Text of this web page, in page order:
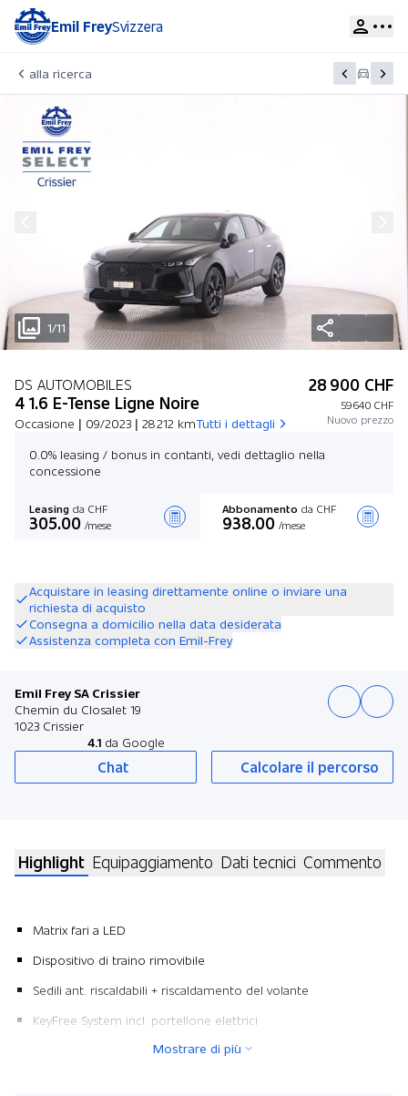
Emil FreySvizzera
alla ricerca
1/11
DS AUTOMOBILES
4 1.6 E-Tense Ligne Noire
Occasione | 09/2023 | 28 212 kmTutti i dettagli
28 900 CHF
59 640 CHF
Nuovo prezzo
0.0% leasing / bonus in contanti, vedi dettaglio nella
concessione
Leasing da CHF
305.00 /mese
Abbonamento da CHF
938.00 /mese
Acquistare in leasing direttamente online o inviare una
richiesta di acquisto
Consegna a domicilio nella data desiderata
Assistenza completa con Emil-Frey
Emil Frey SA Crissier
Chemin du Closalet 19
1023 Crissier
4.1 da Google
Chat Calcolare il percorso
Highlight Equipaggiamento Dati tecnici Commento
Matrix fari a LED
Dispositivo di traino rimovibile
Sedili ant. riscaldabili + riscaldamento del volante
KeyFree System incl. portellone elettrici
Adaptive Cruise Control/ Assistente proiettori
Mostrare di più